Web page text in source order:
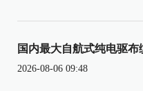
国内最大自航式纯电驱
2026-08-06 09:48